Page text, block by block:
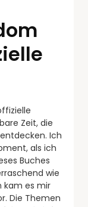
Zeit, die
Ich
als ich
Buches
wie
kam es mir
Die Themen